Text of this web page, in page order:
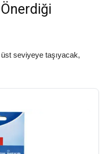
seviyeye taşıyacak,